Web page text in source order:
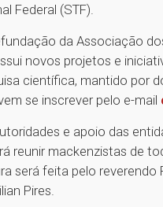
Federal (STF).
da Associação
novos projetos e
científica, mantido por
se inscrever pelo e-mail
e apoio das
reunir mackenzistas de
será feita pelo
Pires.